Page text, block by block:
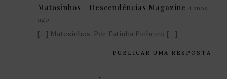
Matosinhos - Descendências Magazine 4 anos
ago
PUBLICAR UMA RESPOSTA
[…] Matosinhos. Por Fatinha Pinheiro […]